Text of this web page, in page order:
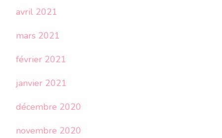
avril 2021
mars 2021
février 2021
janvier 2021
décembre 2020
novembre 2020